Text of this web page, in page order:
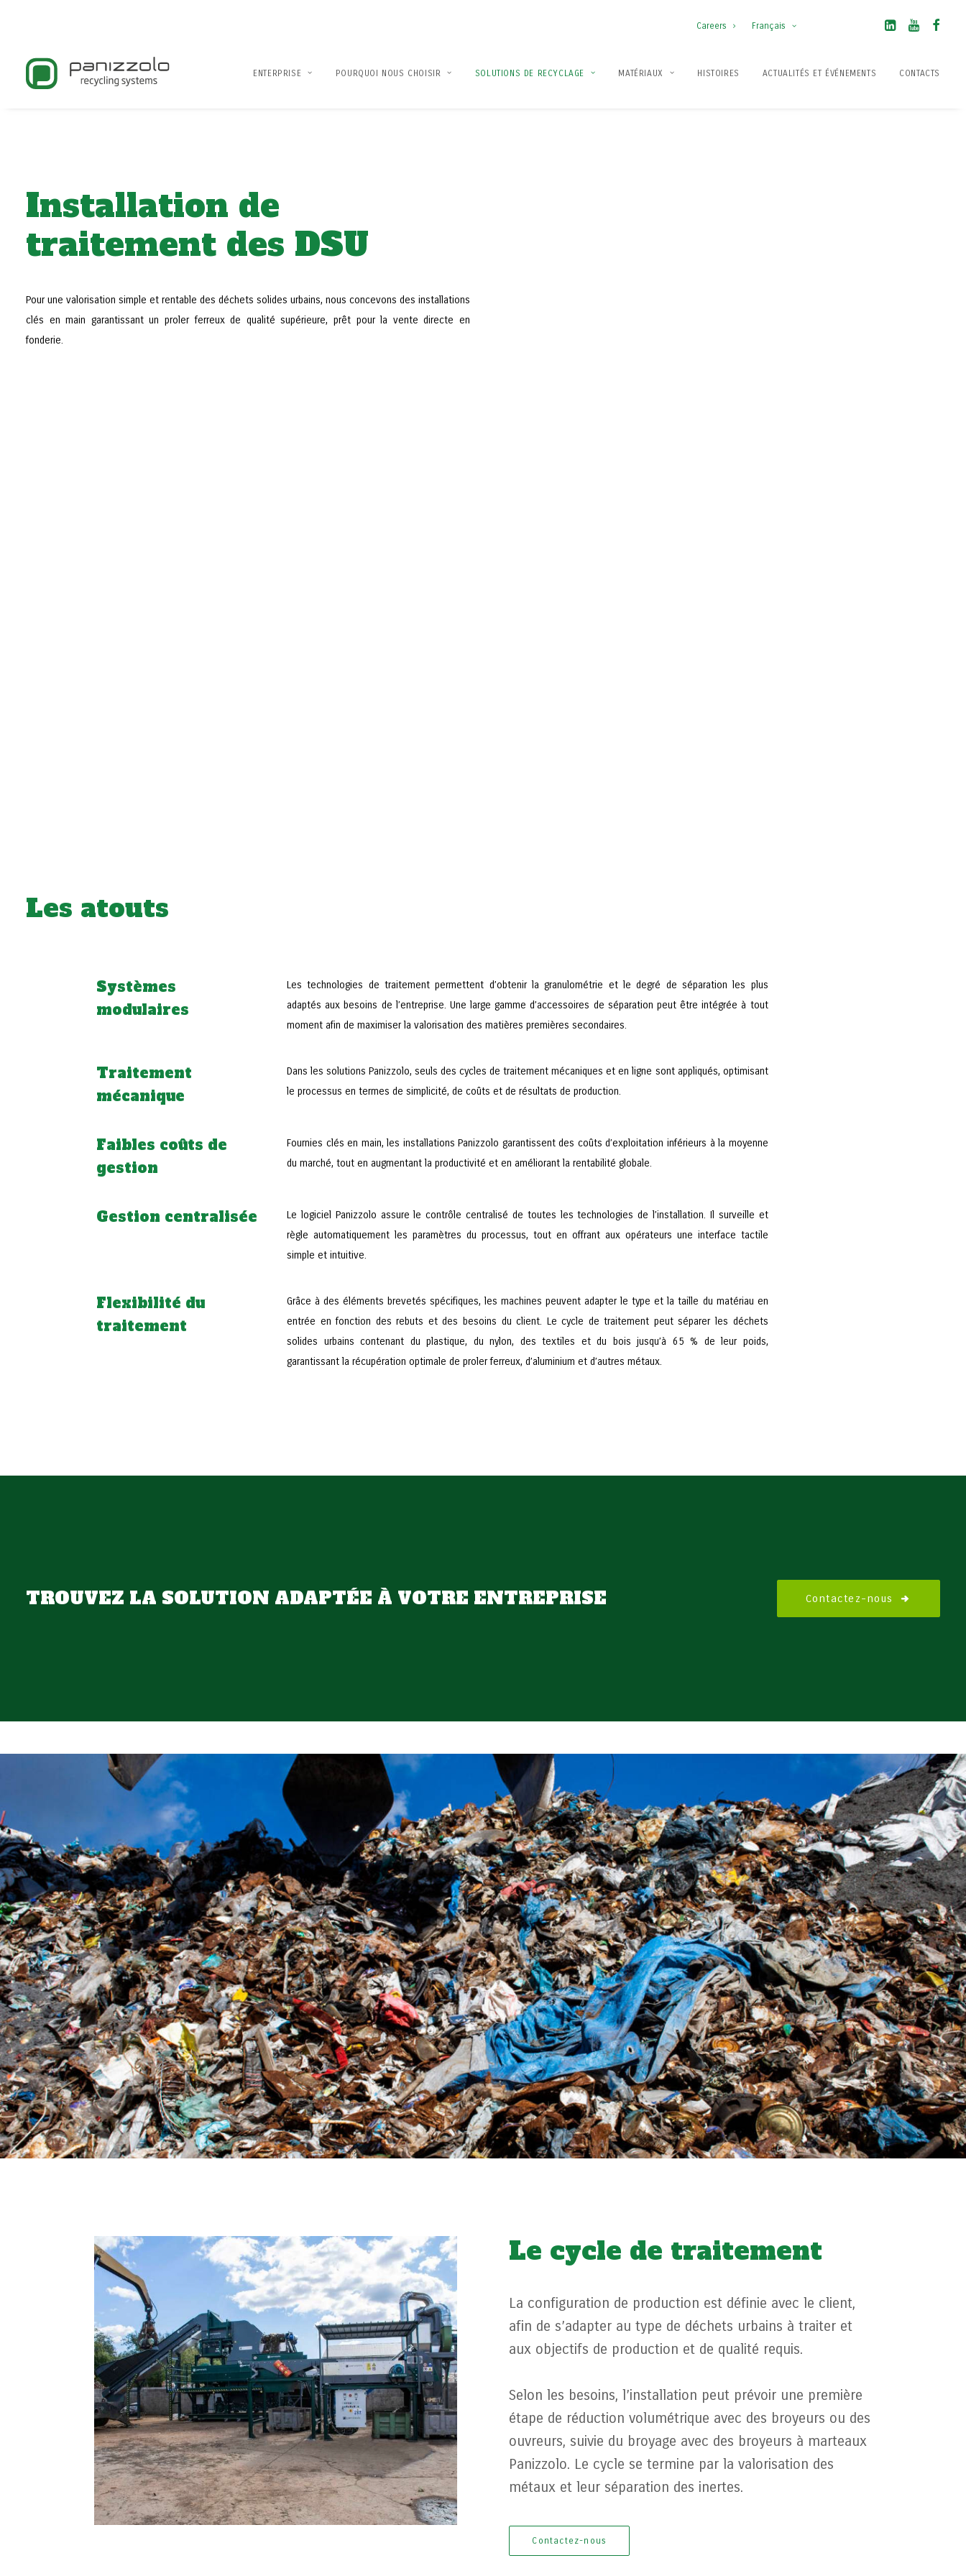
Careers Français
ENTERPRISE POURQUOI NOUS CHOISIR SOLUTIONS DE RECYCLAGE MATÉRIAUX HISTOIRES ACTUALITÉS ET ÉVÉNEMENTS CONTACTS
Installation de
traitement des DSU
Pour une valorisation simple et rentable des déchets solides urbains, nous concevons des installations
clés en main garantissant un proler ferreux de qualité supérieure, prêt pour la vente directe en
fonderie.
Les atouts
Systèmes
modulaires
Les technologies de traitement permettent d’obtenir la granulométrie et le degré de séparation les plus
adaptés aux besoins de l’entreprise. Une large gamme d’accessoires de séparation peut être intégrée à tout
moment afin de maximiser la valorisation des matières premières secondaires.
Traitement
mécanique
Dans les solutions Panizzolo, seuls des cycles de traitement mécaniques et en ligne sont appliqués, optimisant
le processus en termes de simplicité, de coûts et de résultats de production.
Faibles coûts de
gestion
Fournies clés en main, les installations Panizzolo garantissent des coûts d’exploitation inférieurs à la moyenne
du marché, tout en augmentant la productivité et en améliorant la rentabilité globale.
Gestion centralisée
Le logiciel Panizzolo assure le contrôle centralisé de toutes les technologies de l’installation. Il surveille et
règle automatiquement les paramètres du processus, tout en offrant aux opérateurs une interface tactile
simple et intuitive.
Flexibilité du
traitement
Grâce à des éléments brevetés spécifiques, les machines peuvent adapter le type et la taille du matériau en
entrée en fonction des rebuts et des besoins du client. Le cycle de traitement peut séparer les déchets
solides urbains contenant du plastique, du nylon, des textiles et du bois jusqu’à 65 % de leur poids,
garantissant la récupération optimale de proler ferreux, d’aluminium et d’autres métaux.
TROUVEZ LA SOLUTION ADAPTÉE À VOTRE ENTREPRISE Contactez-nous
Le cycle de traitement
La configuration de production est définie avec le client,
afin de s’adapter au type de déchets urbains à traiter et
aux objectifs de production et de qualité requis.
Selon les besoins, l’installation peut prévoir une première
étape de réduction volumétrique avec des broyeurs ou des
ouvreurs, suivie du broyage avec des broyeurs à marteaux
Panizzolo. Le cycle se termine par la valorisation des
métaux et leur séparation des inertes.
Contactez-nous